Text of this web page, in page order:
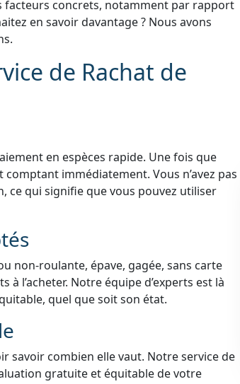
facteurs concrets, notamment par rapport
en savoir davantage ? Nous avons
de Rachat de
en espèces rapide. Une fois que
immédiatement. Vous n’avez pas
ce qui signifie que vous pouvez utiliser
non-roulante, épave, gagée, sans carte
l’acheter. Notre équipe d’experts est là
quel que soit son état.
savoir combien elle vaut. Notre service de
gratuite et équitable de votre